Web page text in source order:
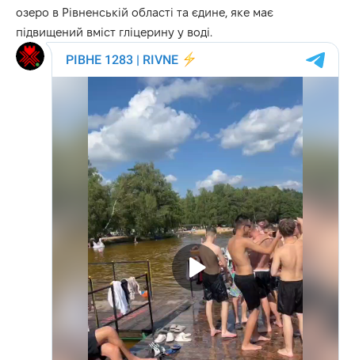
озеро в Рівненській області та єдине, яке має
підвищений вміст гліцерину у воді.